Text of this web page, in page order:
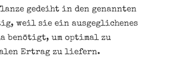
gedeiht in den genannten
weil sie ein ausgeglichenes
benötigt, um optimal zu
Ertrag zu liefern.